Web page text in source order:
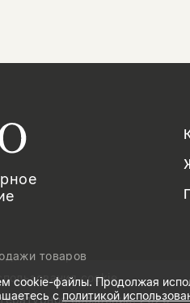
обозрение. 2026
товаров
cookie
cookie-файлы. Продолжая
с политикой